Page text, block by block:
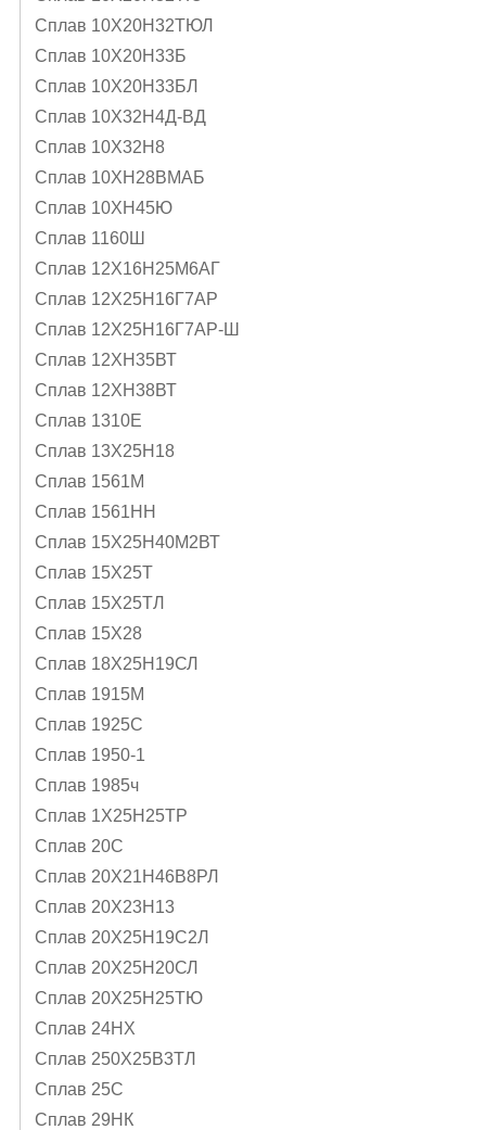
Сплав 10Х20Н32ТЮЛ
Сплав 10Х20Н33Б
Сплав 10Х20Н33БЛ
Сплав 10Х32Н4Д-ВД
Сплав 10Х32Н8
Сплав 10ХН28ВМАБ
Сплав 10ХН45Ю
Сплав 1160Ш
Сплав 12Х16Н25М6АГ
Сплав 12Х25Н16Г7АР
Сплав 12Х25Н16Г7АР-Ш
Сплав 12ХН35ВТ
Сплав 12ХН38ВТ
Сплав 1310Е
Сплав 13Х25Н18
Сплав 1561М
Сплав 1561НН
Сплав 15Х25Н40М2ВТ
Сплав 15Х25Т
Сплав 15Х25ТЛ
Сплав 15Х28
Сплав 18Х25Н19СЛ
Сплав 1915М
Сплав 1925С
Сплав 1950-1
Сплав 1985ч
Сплав 1Х25Н25ТР
Сплав 20С
Сплав 20Х21Н46В8РЛ
Сплав 20Х23Н13
Сплав 20Х25Н19С2Л
Сплав 20Х25Н20СЛ
Сплав 20Х25Н25ТЮ
Сплав 24НХ
Сплав 250Х25В3ТЛ
Сплав 25С
Сплав 29НК